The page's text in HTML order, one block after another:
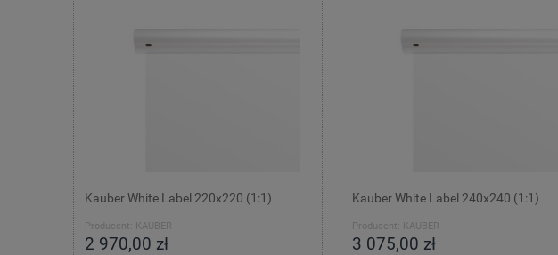
Kauber White Label 220x220 (1:1)
Producent: KAUBER
2 970,00 zł
Kauber White Label 240x240 (1:1)
Producent: KAUBER
3 075,00 zł